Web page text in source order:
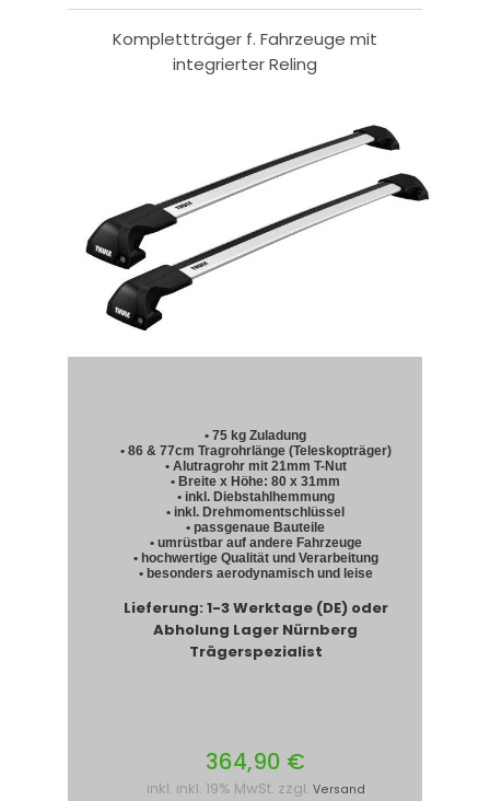
Komplettträger f. Fahrzeuge mit
integrierter Reling
• 75 kg Zuladung
• 86 & 77cm Tragrohrlänge (Teleskopträger)
• Alutragrohr mit 21mm T-Nut
• Breite x Höhe: 80 x 31mm
• inkl. Diebstahlhemmung
• inkl. Drehmomentschlüssel
• passgenaue Bauteile
• umrüstbar auf andere Fahrzeuge
• hochwertige Qualität und Verarbeitung
• besonders aerodynamisch und leise
Lieferung: 1-3 Werktage (DE) oder
Abholung Lager Nürnberg
Trägerspezialist
364,90 €
inkl. inkl. 19% MwSt. zzgl. Versand